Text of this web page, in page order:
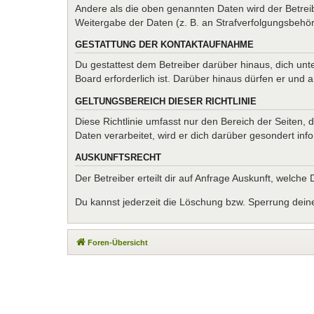
Andere als die oben genannten Daten wird der
Weitergabe der Daten (z. B. an
GESTATTUNG DER KONTAKTAUFNAHME
Du gestattest dem Betreiber darüber hinaus, dich
Board erforderlich ist. Darüber hinaus dürfen er und
GELTUNGSBEREICH DIESER RICHTLINIE
Diese Richtlinie umfasst nur den Bereich der
Daten verarbeitet, wird er dich darüber gesondert
AUSKUNFTSRECHT
Der Betreiber erteilt dir auf Anfrage Auskunft, welche
Du kannst jederzeit die Löschung bzw. Sperrung
Foren-Übersicht